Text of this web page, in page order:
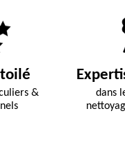
&
dans